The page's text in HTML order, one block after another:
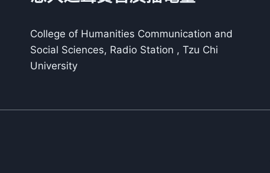
College of Humanities Communication and
Social Sciences, Radio Station , Tzu Chi
University